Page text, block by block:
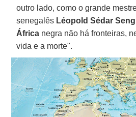
outro lado, como o grande
senegalês Léopold Sédar
África negra não há fronteiras,
vida e a morte".